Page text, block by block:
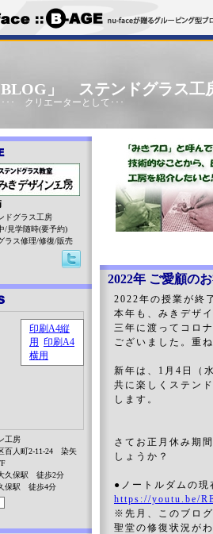
BLOG」 ステンドグラス工
･･ クリエーターとして･･･
2022年 ご愛顧の
2022年の授業が終
本年も、みきデザ
三年に渡ってコロ
ございました。重
新年は、1月4日（
共に楽しくステン
します。
さてお正月休み期
しょうか？
●ノートルダムの現
https://youtu.be/
※先月、このブロ
聖堂の修復状況が
ドグラス工房
/見学随時(要予約)
ラス修理/修復/販売
工房
百人町2-11-24 染矢
久保駅 徒歩2分
保駅 徒歩4分